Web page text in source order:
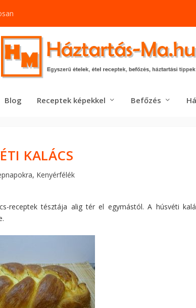
Blog Receptek képekkel Befőzés
KALÁCS
, Kenyérfélék
receptek tésztája alig tér el egymástól. A húsvéti